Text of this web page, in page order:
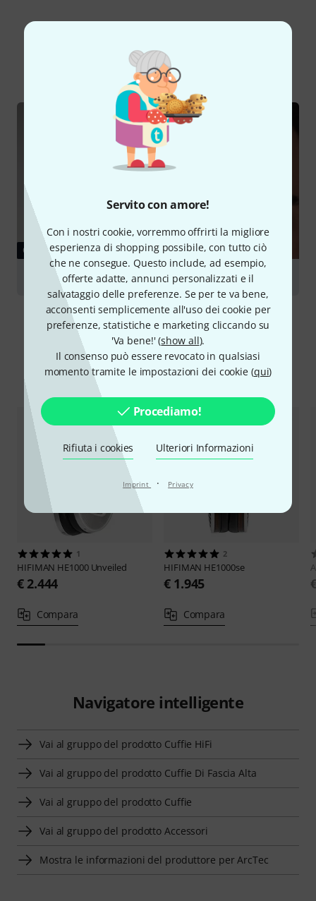
Servito con amore!
Con i nostri cookie, vorremmo offrirti la migliore
esperienza di shopping possibile, con tutto ciò
che ne consegue. Questo include, ad esempio,
offerte adatte, annunci personalizzati e il
salvataggio delle preferenze. Se per te va bene,
acconsenti semplicemente all'uso dei cookie per
preferenze, statistiche e marketing cliccando su
'Va bene!' (show all).
Il consenso può essere revocato in qualsiasi
momento tramite le impostazioni dei cookie (qui)
Procediamo!
Rifiuta i cookies Ulteriori Informazioni
Imprint · Privacy
Guide online
GUIDE
Cuffie
Confronta alternative
1
HIFIMAN HE1000 Unveiled
€ 2.444
Compara
2
HIFIMAN HE1000se
€ 1.945
Compara
Navigatore intelligente
Vai al gruppo del prodotto Cuffie HiFi
Vai al gruppo del prodotto Cuffie Di Fascia Alta
Vai al gruppo del prodotto Cuffie
Vai al gruppo del prodotto Accessori
Mostra le informazioni del produttore per ArcTec